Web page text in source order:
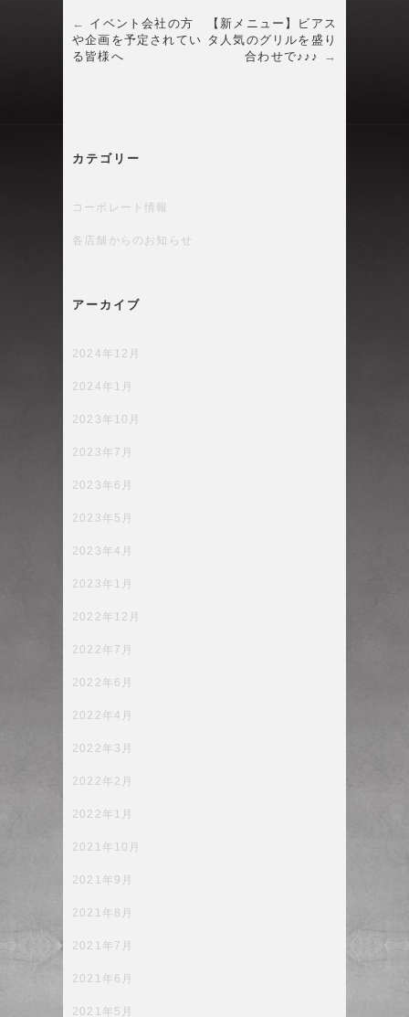
c
e
k
itt
er
e
← イベント会社の方
や企画を予定されてい
る皆様へ
【新メニュー】ビアス
タ人気のグリルを盛り
合わせで♪♪♪
→
カテゴリー
コーポレート情報
各店舗からのお知らせ
アーカイブ
2024年12月
2024年1月
2023年10月
2023年7月
2023年6月
2023年5月
2023年4月
2023年1月
2022年12月
2022年7月
2022年6月
2022年4月
2022年3月
2022年2月
2022年1月
2021年10月
2021年9月
2021年8月
2021年7月
2021年6月
2021年5月